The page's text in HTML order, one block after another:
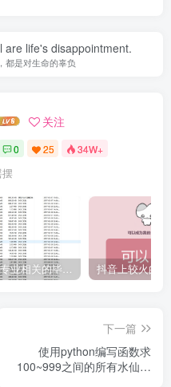
are life's disappointment.
都是对生命的辜负
关注
0 25 34W+
摆
计算机专业相关的毕业设计论文合集免费下载
下一篇
使用python编写函数求
100~999之间的所有水仙花